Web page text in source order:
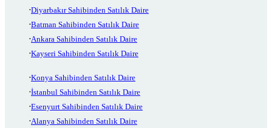
Diyarbakır Sahibinden Satılık Daire
Batman Sahibinden Satılık Daire
Ankara Sahibinden Satılık Daire
Kayseri Sahibinden Satılık Daire
Konya Sahibinden Satılık Daire
İstanbul Sahibinden Satılık Daire
Esenyurt Sahibinden Satılık Daire
Alanya Sahibinden Satılık Daire